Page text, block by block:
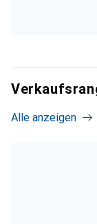
Alle anzeigen